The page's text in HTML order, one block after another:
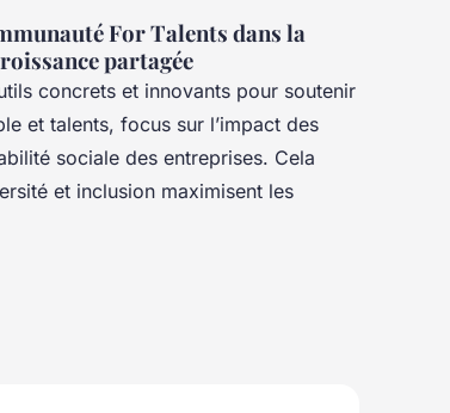
For Talents dans la
partagée
concrets et innovants pour soutenir
et talents, focus sur l’impact des
sociale des entreprises. Cela
et inclusion maximisent les